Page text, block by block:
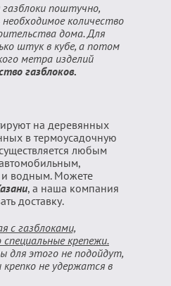
поштучно,
количество
дома. Для
штук в кубе, а потом
метра изделий
газблоков.
на деревянных
в термоусадочную
любым
водным. Можете
, а наша компания
доставку.
с газблоками,
крепежи.
для этого не подойдут,
не удержатся в